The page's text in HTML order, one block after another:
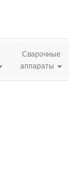
Сварочные
аппараты